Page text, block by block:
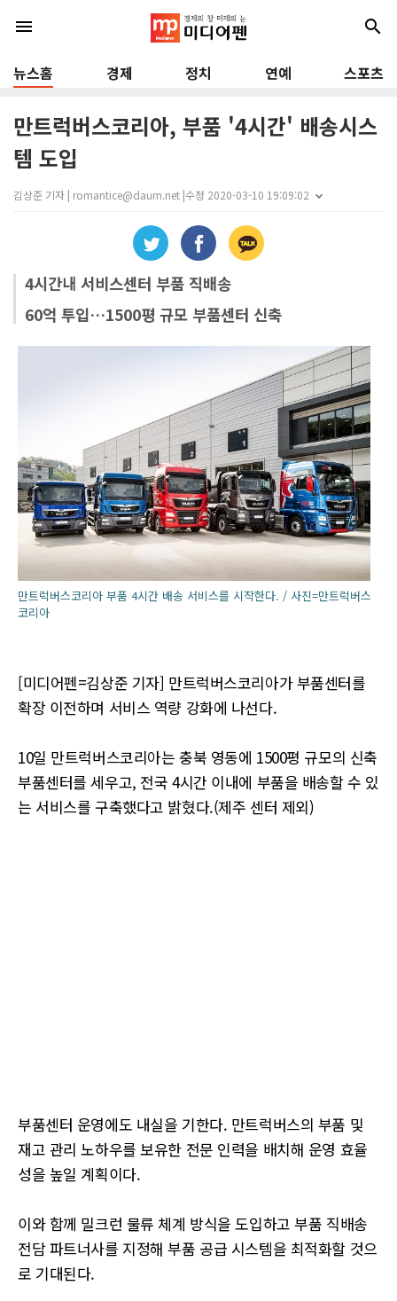
menu search
뉴스홈 경제 정치 연예 스포츠
만트럭버스코리아, 부품 '4시간' 배송시스
템 도입
김상준 기자 | romantice@daum.net |수정 2020-03-10 19:09:02
4시간내 서비스센터 부품 직배송
60억 투입…1500평 규모 부품센터 신축
만트럭버스코리아 부품 4시간 배송 서비스를 시작한다. / 사진=만트럭버스
코리아
[미디어펜=김상준 기자] 만트럭버스코리아가 부품센터를
확장 이전하며 서비스 역량 강화에 나선다.
10일 만트럭버스코리아는 충북 영동에 1500평 규모의 신축
부품센터를 세우고, 전국 4시간 이내에 부품을 배송할 수 있
는 서비스를 구축했다고 밝혔다.(제주 센터 제외)
부품센터 운영에도 내실을 기한다. 만트럭버스의 부품 및
재고 관리 노하우를 보유한 전문 인력을 배치해 운영 효율
성을 높일 계획이다.
이와 함께 밀크런 물류 체계 방식을 도입하고 부품 직배송
전담 파트너사를 지정해 부품 공급 시스템을 최적화할 것으
로 기대된다.